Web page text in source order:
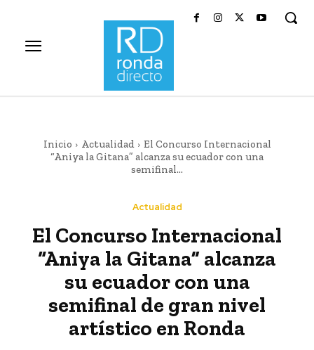
Inicio Actualidad
El Concurso Internacional
“Aniya la Gitana” alcanza su ecuador con una
semifinal...
Actualidad
El Concurso Internacional
“Aniya la Gitana” alcanza
su ecuador con una
semifinal de gran nivel
artístico en Ronda